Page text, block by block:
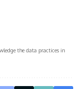
the data practices in